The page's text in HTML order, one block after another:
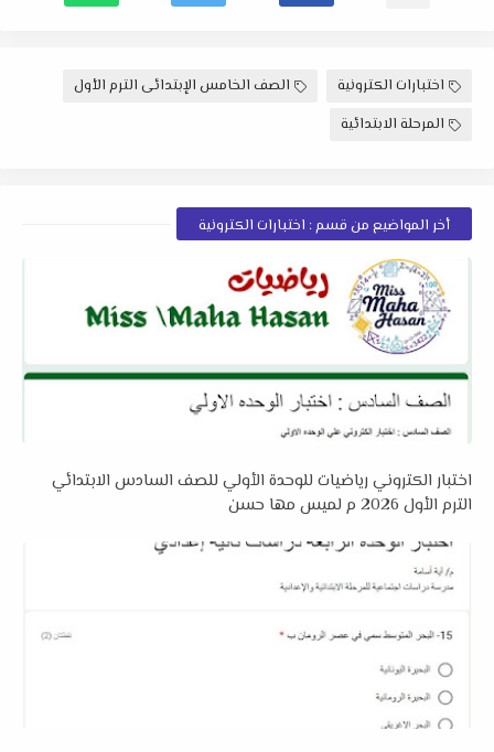
اختبارات الكترونية
الصف الخامس الإبتدائى الترم الأول
المرحلة الابتدائية
أخر المواضيع من قسم : اختبارات الكترونية
اختبار الكتروني رياضيات للوحدة الأولي للصف السادس الابتدائي
الترم الأول 2026 م لميس مها حسن